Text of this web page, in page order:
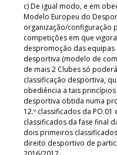
c) De igual modo, e em
Modelo Europeu do
organização/configuração
competições em que
despromoção das equipas
desportiva (modelo de
de mais 2 Clubes só
classificação desportiva,
obediência a tais
desportiva obtida numa
12.º classificados da PO.01
classificados da fase final
dois primeiros
direito desportivo de